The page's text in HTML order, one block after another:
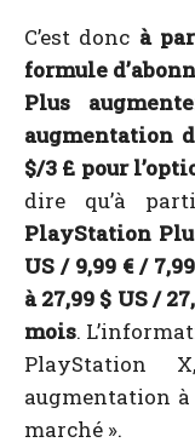
C’est donc à
formule
Plus
augmentation
$/3 £ pour
dire qu’à
PlayStation
US / 9,99 € /
à 27,99 $ US /
mois.
PlayStation
augmentation
marché ».